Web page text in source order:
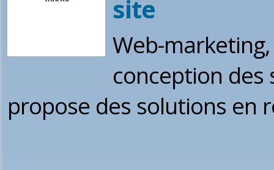
site
Web-
conception des
propose des solutions en